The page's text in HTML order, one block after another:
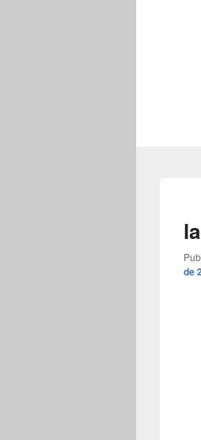
de